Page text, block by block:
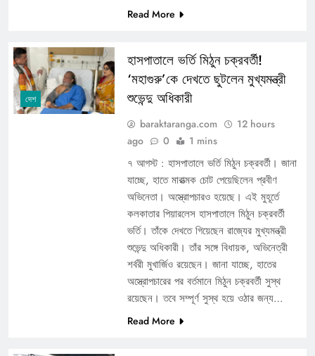
Read More
দেশ
হাসপাতালে ভর্তি মিঠুন চক্রবর্তী!
‘মহাগুরু’কে দেখতে ছুটলেন মুখ্যমন্ত্রী
শুভেন্দু অধিকারী
baraktaranga.com
12 hours
ago
0 1 mins
৭ আগস্ট : হাসপাতালে ভর্তি মিঠুন চক্রবর্তী। জানা
যাচ্ছে, হাতে মারাত্মক চোট পেয়েছিলেন প্রবীণ
অভিনেতা। অস্ত্রোপচারও হয়েছে। এই মুহূর্তে
কলকাতার পিয়ারলেস হাসপাতালে মিঠুন চক্রবর্তী
ভর্তি। তাঁকে দেখতে গিয়েছেন রাজ্যের মুখ্যমন্ত্রী
শুভেন্দু অধিকারী। তাঁর সঙ্গে বিধায়ক, অভিনেত্রী
শর্বরী মুখার্জিও রয়েছেন। জানা যাচ্ছে, হাতের
অস্ত্রোপচারের পর বর্তমানে মিঠুন চক্রবর্তী সুস্থ
রয়েছেন। তবে সম্পূর্ণ সুস্থ হয়ে ওঠার জন্য…
Read More